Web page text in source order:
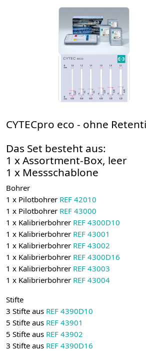
CYTECpro eco - ohne
Das Set besteht aus:
1 x Assortment-Box, leer
1 x Messschablone
Bohrer
1 x Pilotbohrer REF 42010
1 x Pilotbohrer REF 43000
1 x Kalibrierbohrer REF 4300D10
1 x Kalibrierbohrer REF 43001
1 x Kalibrierbohrer REF 43002
1 x Kalibrierbohrer REF 4300D16
1 x Kalibrierbohrer REF 43003
1 x Kalibrierbohrer REF 43004
Stifte
3 Stifte aus REF 4390D10
5 Stifte aus REF 43901
5 Stifte aus REF 43902
3 Stifte aus REF 4390D16